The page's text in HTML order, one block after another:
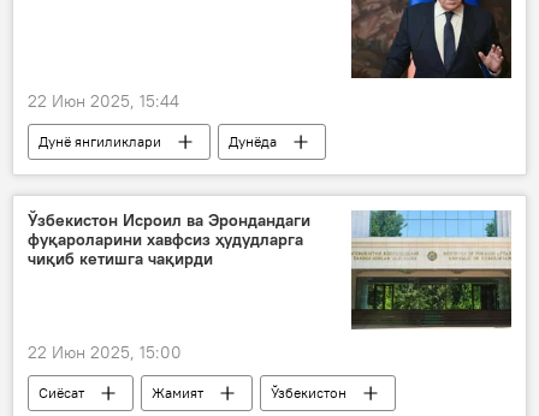
22 Июн 2025, 15:44
Дунё янгиликлари
Дунёда
Исроил
Эрон
Россия ТИВ
Сергей Лавров
Ўзбекистон Исроил ва Эрондандаги
фуқароларини хавфсиз ҳудудларга
чиқиб кетишга чақирди
22 Июн 2025, 15:00
Сиёсат Жамият Ўзбекистон